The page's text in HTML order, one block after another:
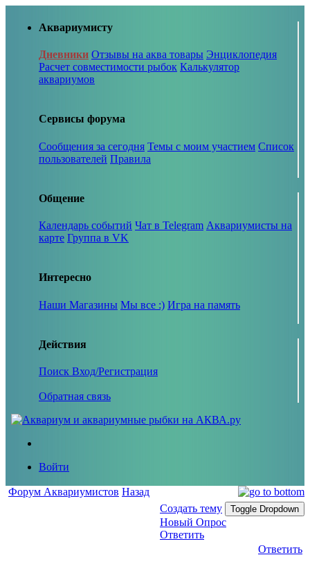
Аквариумисту
Дневники Отзывы на аква товары Энциклопедия
Расчет совместимости рыбок Калькулятор
аквариумов
Сервисы форума
Сообщения за сегодня Темы с моим участием Список
пользователей Правила
Общение
Календарь событий Чат в Telegram Аквариумисты на
карте Группа в VK
Интересно
Наши Магазины Мы все :) Игра на память
Действия
Поиск Вход/Регистрация
Обратная связь
Войти
Форум Аквариумистов Назад
Создать тему
Toggle Dropdown
Новый Опрос
Ответить
Ответить